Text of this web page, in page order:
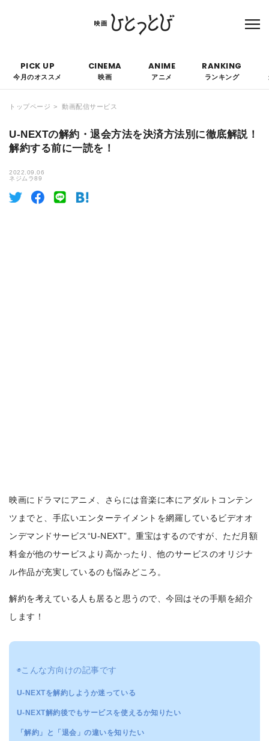
て優遇されることはありません。
PICK UP
今月のオススメ
CINEMA
映画
ANIME
アニメ
RANKING
ランキング
トップページ 動画配信サービス
U-NEXTの解約・退会方法を決済方法別に徹底解説！
解約する前に一読を！
2022.09.06
ネジムラ89
映画にドラマにアニメ、さらには音楽に本にアダルトコンテン
ツまでと、手広いエンターテイメントを網羅しているビデオオ
ンデマンドサービス“U-NEXT”。重宝はするのですが、ただ月額
料金が他のサービスより高かったり、他のサービスのオリジナ
ル作品が充実しているのも悩みどころ。
解約を考えている人も居ると思うので、今回はその手順を紹介
します！
◉こんな方向けの記事です
U-NEXTを解約しようか迷っている
U-NEXT解約後でもサービスを使えるか知りたい
「解約」と「退会」の違いを知りたい